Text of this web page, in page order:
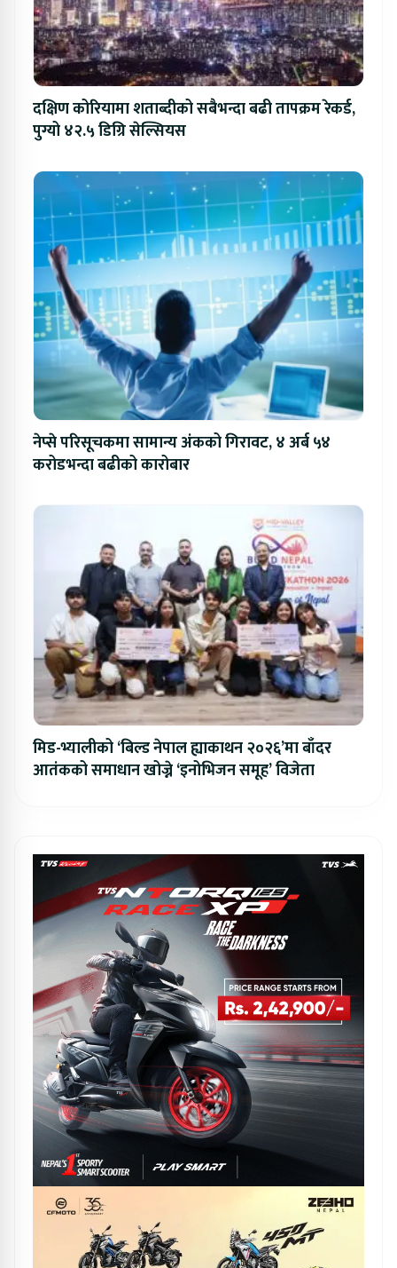
दक्षिण कोरियामा शताब्दीको सबैभन्दा बढी तापक्रम रेकर्ड,
पुग्यो ४२.५ डिग्रि सेल्सियस
नेप्से परिसूचकमा सामान्य अंकको गिरावट, ४ अर्ब ५४
करोडभन्दा बढीको कारोबार
मिड-भ्यालीको ‘बिल्ड नेपाल ह्याकाथन २०२६’मा बाँदर
आतंकको समाधान खोज्ने ‘इनोभिजन समूह’ विजेता